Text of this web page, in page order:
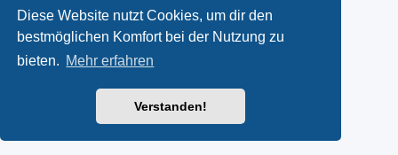
Diese Website nutzt Cookies, um dir den
bestmöglichen Komfort bei der Nutzung zu
bieten. Mehr erfahren
Verstanden!